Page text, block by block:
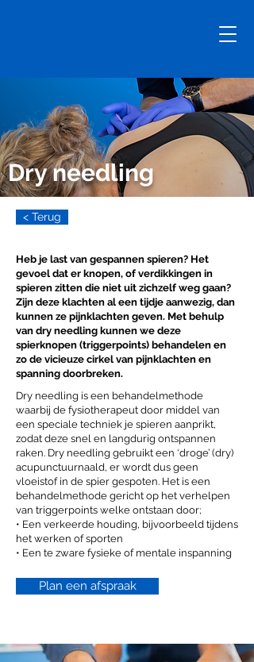
Dry needling
< Terug
Heb je last van gespannen spieren? Het
gevoel dat er knopen, of verdikkingen in
spieren zitten die niet uit zichzelf weg gaan?
Zijn deze klachten al een tijdje aanwezig, dan
kunnen ze pijnklachten geven. Met behulp
van dry needling kunnen we deze
spierknopen (triggerpoints) behandelen en
zo de vicieuze cirkel van pijnklachten en
spanning doorbreken.
Dry needling is een behandelmethode
waarbij de fysiotherapeut door middel van
een speciale techniek je spieren aanprikt,
zodat deze snel en langdurig ontspannen
raken. Dry needling gebruikt een ‘droge’ (dry)
acupunctuurnaald, er wordt dus geen
vloeistof in de spier gespoten. Het is een
behandelmethode gericht op het verhelpen
van triggerpoints welke ontstaan door;
• Een verkeerde houding, bijvoorbeeld tijdens
het werken of sporten
• Een te zware fysieke of mentale inspanning
Plan een afspraak